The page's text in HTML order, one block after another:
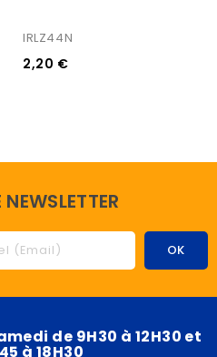
IRLZ44N
2,20 €
de 9H30 à 12H30 et
à 18H30